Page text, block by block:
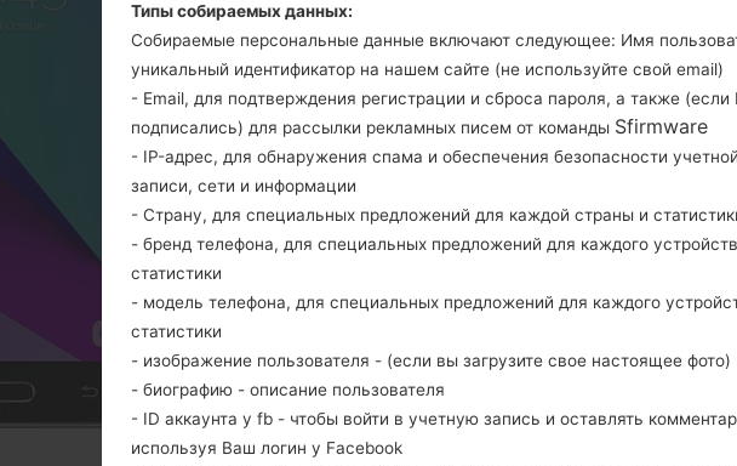
Загрузите последнее обновление
забудьте проверить, соответствует ли номер
G532M. Код прошивки UFU для URUGUAY.
G532MUMU1ARC2 и версия CSC
Версия операционной системы данной
инструкция, как прошить стоковую прошивку
НАЗВАНИЕ ФАЙЛА
SM-G532M_1_20180404160140_
СИСТЕМА
Android Marshmallow 6.0.1
PDA/AP ВЕРСИЯ
Типы собираемых данных:
Собираемые персональные данные включают следующее: Имя
уникальный идентификатор на нашем сайте (не используйте свой email)
- Email, для подтверждения регистрации и сброса пароля, а также (если
подписались) для рассылки рекламных писем от команды Sfirmware
- IP-адрес, для обнаружения спама и обеспечения безопасности учетной
записи, сети и информации
- Страну, для специальных предложений для каждой страны и
- бренд телефона, для специальных предложений для каждого
статистики
- модель телефона, для специальных предложений для каждого
статистики
- изображение пользователя - (если вы загрузите свое настоящее фото)
- биографию - описание пользователя
- ID аккаунта у fb - чтобы войти в учетную запись и оставлять
используя Ваш логин у Facebook